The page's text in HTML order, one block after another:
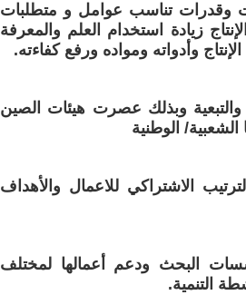
وقدرات تناسب عوامل و متطلبات
زيادة استخدام العلم والمعرفة
وأدواته ومواده ورفع كفاءته.
والتبعية وبذلك عصرت هيئات الصين
الوطنية
الاشتراكي للاعمال والأهداف
البحث ودعم أعمالها لمختلف
التنمية.